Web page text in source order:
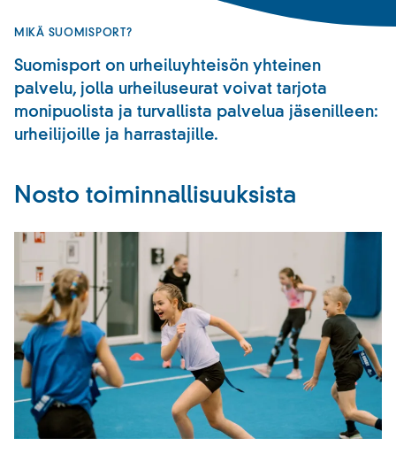
MIKÄ SUOMISPORT?
Suomisport on urheiluyhteisön yhteinen
palvelu, jolla urheiluseurat voivat tarjota
monipuolista ja turvallista palvelua jäsenilleen:
urheilijoille ja harrastajille.
Nosto toiminnallisuuksista